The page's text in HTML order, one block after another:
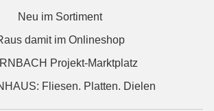
Neu im Sortiment
damit im Onlineshop
Projekt-Marktplatz
Fliesen. Platten. Dielen